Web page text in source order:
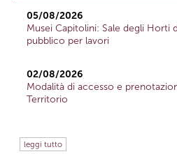
05/08/2026
Musei Capitolini: Sale degli Horti
pubblico per lavori
02/08/2026
Modalità di accesso e
Territorio
leggi tutto